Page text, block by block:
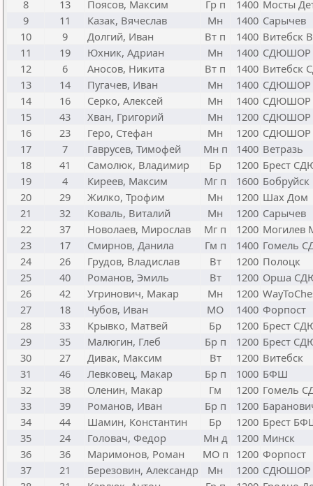
8
13 Поясов, Максим Гр п 1400 Мосты
9
11 Казак, Вячеслав Мн 1400 Сарычев
10
9 Долгий, Иван Вт п 1400 Витебск
11
19 Юхник, Адриан Мн 1400 СДЮШОР
12
6 Аносов, Никита Вт п 1400
13
14 Пугачев, Иван Мн 1400 СДЮШОР
14
16 Серко, Алексей Мн 1400 СДЮШОР
15
43 Хван, Григорий Мн 1200 СДЮШОР
16
23 Геро, Стефан Мн 1200 СДЮШОР
17
7 Гаврусев, Тимофей Мн п 1400 Ветразь
18
41 Самолюк, Владимир Бр 1200 Брест
19
4 Киреев, Максим Мг п 1600
20
29 Жилко, Трофим Мн 1200 Шах Дом
21
32 Коваль, Виталий Мн 1200 Сарычев
22
37 Новолаев, Мирослав Мг п 1200
23
17 Смирнов, Данила Гм п 1400 Гомель
24
26 Грудов, Владислав Вт 1200 Полоцк
25
40 Романов, Эмиль Вт 1200 Орша
26
42 Угринович, Макар Мн 1200
27
18 Чубов, Иван МО 1400 Форпост
28
33 Крывко, Матвей Бр 1200 Брест
29
35 Малюгин, Глеб Бр п 1200 Брест
30
27 Дивак, Максим Вт 1200 Витебск
31
46 Левковец, Макар Бр п 1000 БФШ
32
38 Оленин, Макар Гм 1200 Гомель
33
39 Романов, Иван Бр п 1200
34
44 Шамин, Константин Бр 1200 Брест
35
24 Головач, Федор Мн д 1200 Минск
36
36 Маримонов, Роман МО п 1200 Форпост
37
21 Березовин, Александр Мн 1200 СДЮШОР